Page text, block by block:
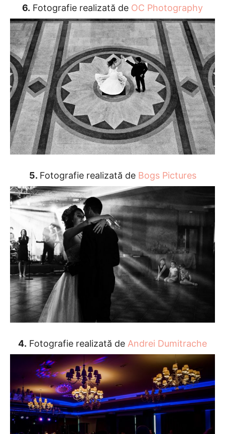
6. Fotografie realizată de OC Photography
5. Fotografie realizată de Bogs Pictures
4. Fotografie realizată de Andrei Dumitrache